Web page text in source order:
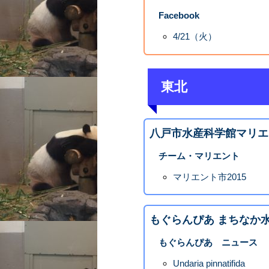
Facebook
4/21（火）
東北
八戸市水産科学館マリ
チーム・マリエント
マリエント市2015
もぐらんぴあ まちなか
もぐらんぴあ ニュース
Undaria pinnatifida